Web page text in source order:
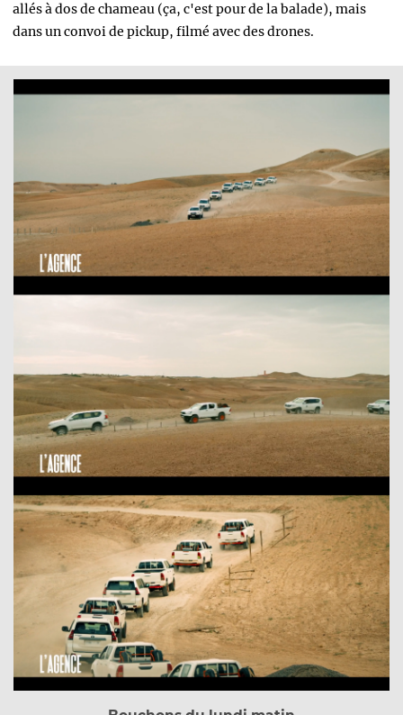
allés à dos de chameau (ça, c'est pour de la balade), mais
dans un convoi de pickup, filmé avec des drones.